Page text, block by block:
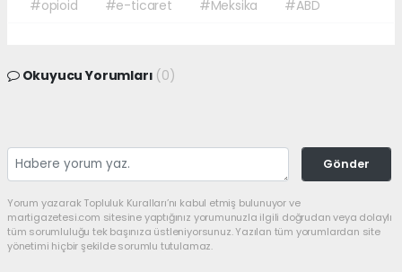
#opioid
#e-ticaret #Meksika #ABD
Okuyucu Yorumları (0)
Gönder
Yorum yazarak Topluluk Kuralları’nı kabul etmiş bulunuyor ve
martigazetesi.com sitesine yaptığınız yorumunuzla ilgili doğrudan veya dolaylı
tüm sorumluluğu tek başınıza üstleniyorsunuz. Yazılan tüm yorumlardan site
yönetimi hiçbir şekilde sorumlu tutulamaz.